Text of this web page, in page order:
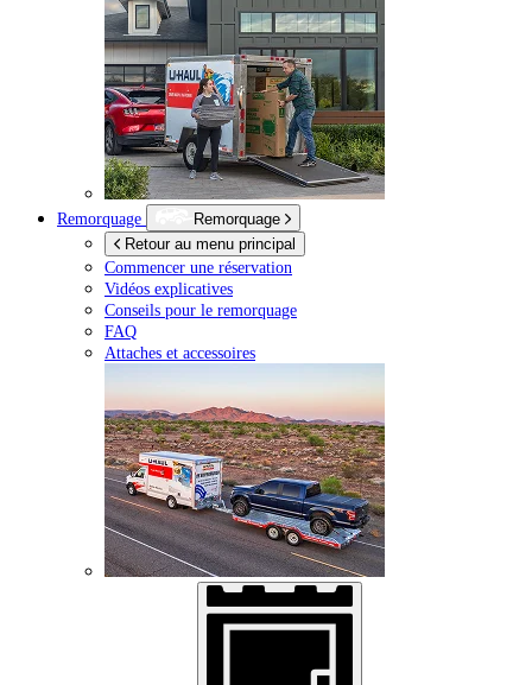
Remorquage
Remorquage
Retour au menu principal
Commencer une réservation
Vidéos explicatives
Conseils pour le remorquage
FAQ
Attaches et accessoires